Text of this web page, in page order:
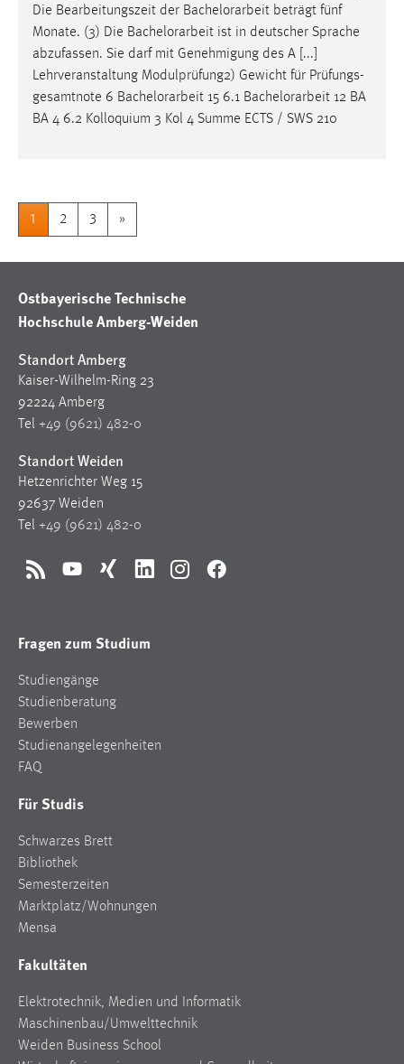
Die Bearbeitungszeit der Bachelorarbeit beträgt fünf
Monate. (3) Die Bachelorarbeit ist in deutscher Sprache
abzufassen. Sie darf mit Genehmigung des A [...]
Lehrveranstaltung Modulprüfung2) Gewicht für Prüfungs-
gesamtnote 6 Bachelorarbeit 15 6.1 Bachelorarbeit 12 BA
BA 4 6.2 Kolloquium 3 Kol 4 Summe ECTS / SWS 210
1 2 3 »
Ostbayerische Technische
Hochschule Amberg-Weiden
Standort Amberg
Kaiser-Wilhelm-Ring 23
92224 Amberg
Tel +49 (9621) 482-0
Standort Weiden
Hetzenrichter Weg 15
92637 Weiden
Tel +49 (9621) 482-0
RSS YouTubeXing LinkedInInstagramFacebook
Fragen zum Studium
Studiengänge
Studienberatung
Bewerben
Studienangelegenheiten
FAQ
Für Studis
Schwarzes Brett
Bibliothek
Semesterzeiten
Marktplatz/Wohnungen
Mensa
Fakultäten
Elektrotechnik, Medien und Informatik
Maschinenbau/Umwelttechnik
Weiden Business School